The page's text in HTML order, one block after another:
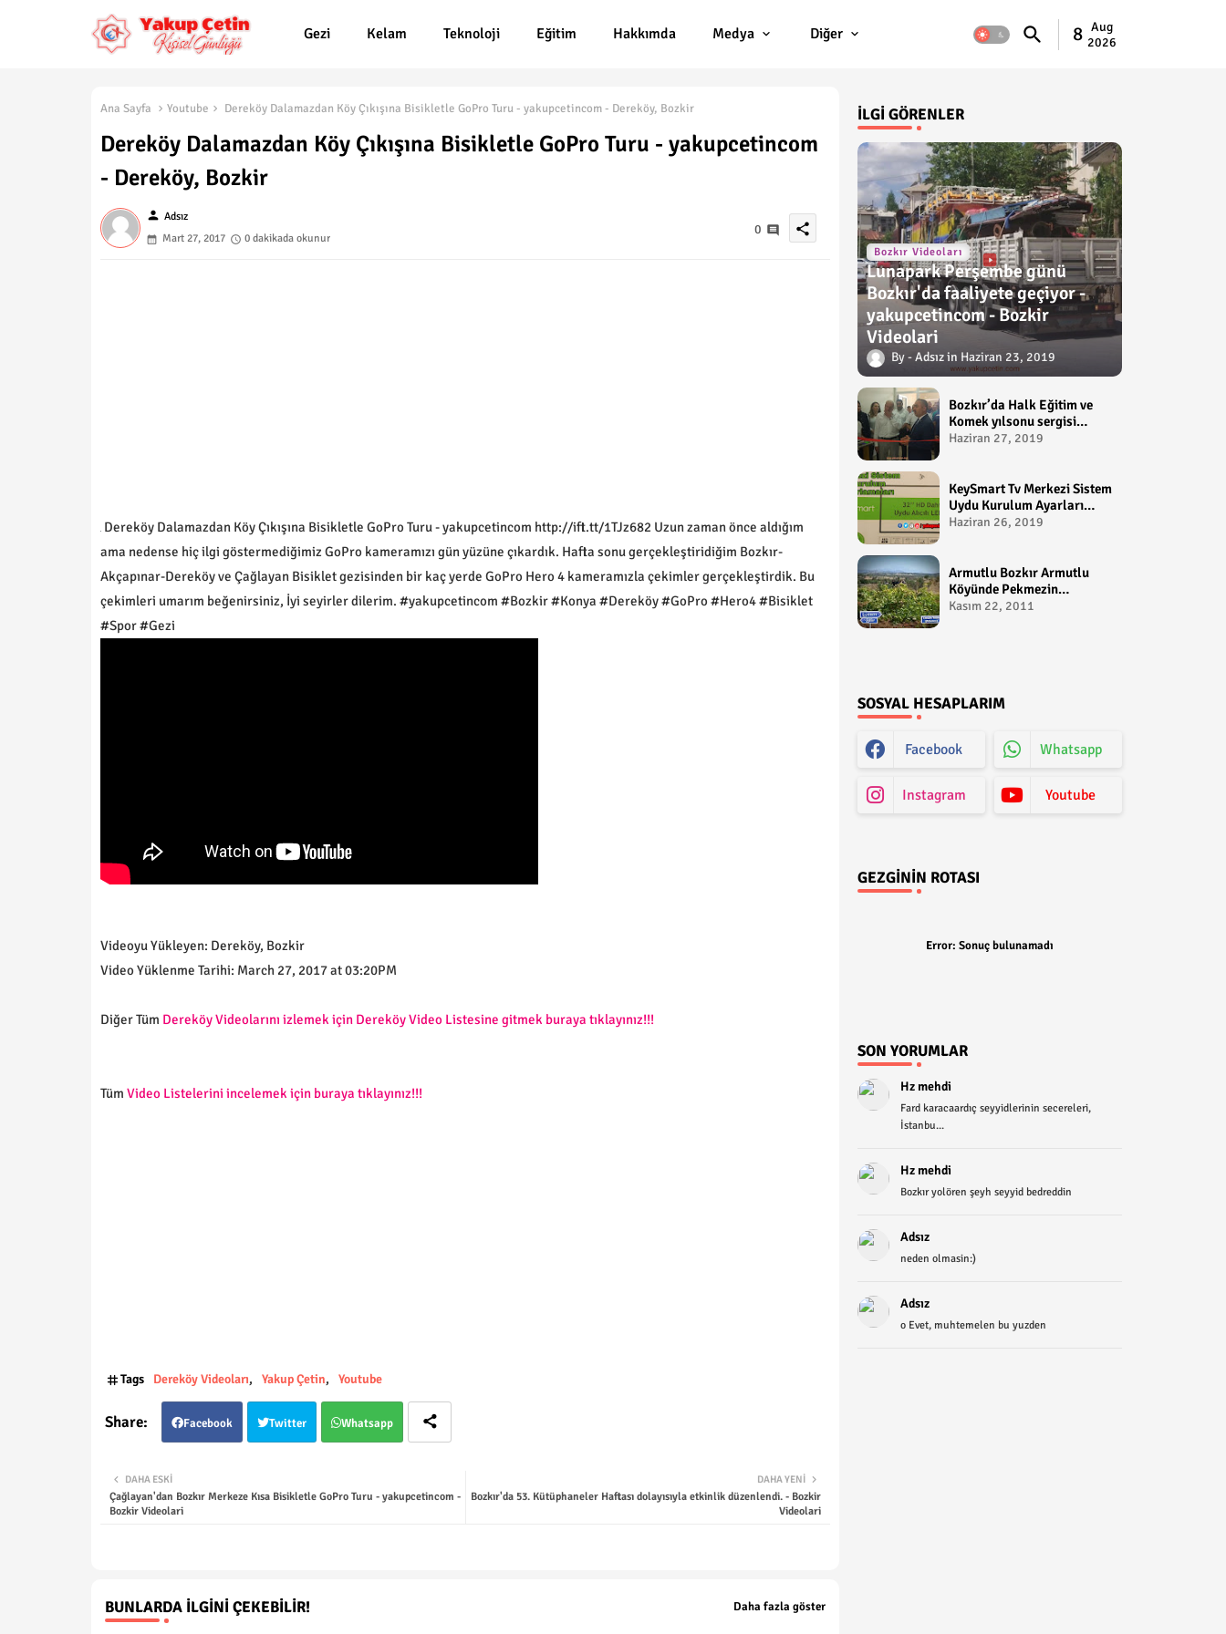
Gezi Kelam Teknoloji Eğitim Hakkımda Medya Diğer 8 Aug
2026
Ana Sayfa Youtube Dereköy Dalamazdan Köy Çıkışına Bisikletle GoPro Turu - yakupcetincom - Dereköy, Bozkir
Dereköy Dalamazdan Köy Çıkışına Bisikletle GoPro Turu - yakupcetincom
- Dereköy, Bozkir
person Adsız
Mart 27, 2017
0 dakikada okunur
0 share
Dereköy Dalamazdan Köy Çıkışına Bisikletle GoPro Turu - yakupcetincom http://ift.tt/1TJz682 Uzun zaman önce aldığım
ama nedense hiç ilgi göstermediğimiz GoPro kameramızı gün yüzüne çıkardık. Hafta sonu gerçekleştiridiğim Bozkır-
Akçapınar-Dereköy ve Çağlayan Bisiklet gezisinden bir kaç yerde GoPro Hero 4 kameramızla çekimler gerçekleştirdik. Bu
çekimleri umarım beğenirsiniz, İyi seyirler dilerim. #yakupcetincom #Bozkir #Konya #Dereköy #GoPro #Hero4 #Bisiklet
#Spor #Gezi
Videoyu Yükleyen: Dereköy, Bozkir
Video Yüklenme Tarihi: March 27, 2017 at 03:20PM
Diğer Tüm Dereköy Videolarını izlemek için Dereköy Video Listesine gitmek buraya tıklayınız!!!
Tüm Video Listelerini incelemek için buraya tıklayınız!!!
Tags Dereköy Videoları Yakup Çetin Youtube
Facebook Twitter Whatsapp
DAHA YENI
Bozkır'da 53. Kütüphaneler Haftası dolayısıyla etkinlik düzenlendi. - Bozkir
Videolari
DAHA ESKI
Çağlayan'dan Bozkır Merkeze Kısa Bisikletle GoPro Turu - yakupcetincom -
Bozkir Videolari
BUNLARDA İLGINI ÇEKEBILIR! Daha fazla göster
İLGI GÖRENLER
Bozkır Videoları
Lunapark Perşembe günü
Bozkır'da faaliyete geçiyor -
yakupcetincom - Bozkir
Videolari
Adsız Haziran 23, 2019
Bozkır’da Halk Eğitim ve
Komek yılsonu sergisi
gerçekleştirildi-
Haziran 27, 2019
KeySmart Tv Merkezi Sistem
Uydu Kurulum Ayarları
Video anlatım -
Haziran 26, 2019
Armutlu Bozkır Armutlu
Köyünde Pekmezin
Hikayesi:Gezen Bilir Kontv
Kasım 22, 2011
SOSYAL HESAPLARIM
Facebook Whatsapp
Instagram Youtube
GEZGININ ROTASI
Error: Sonuç bulunamadı
SON YORUMLAR
Hz mehdi
Fard karacaardıç seyyidlerinin secereleri,
İstanbu...
Hz mehdi
Bozkır yolören şeyh seyyid bedreddin
Adsız
neden olmasin:)
Adsız
o Evet, muhtemelen bu yuzden